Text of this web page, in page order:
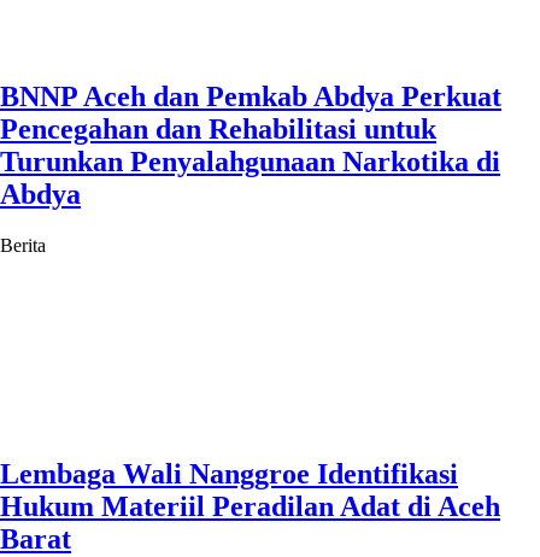
BNNP Aceh dan Pemkab Abdya Perkuat
Pencegahan dan Rehabilitasi untuk
Turunkan Penyalahgunaan Narkotika di
Abdya
Berita
Lembaga Wali Nanggroe Identifikasi
Hukum Materiil Peradilan Adat di Aceh
Barat